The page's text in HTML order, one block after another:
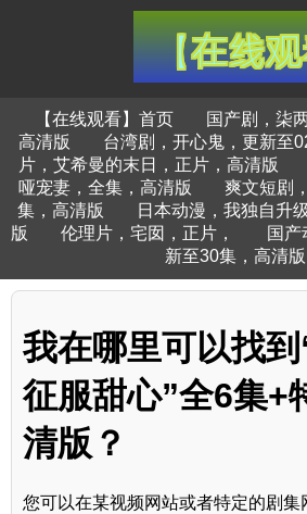
【在线观看】首页
国产剧，柒
高清版
台湾剧，开心鬼，更新至
片，艾希曼的末日，正片，高清版
哑宠妻，全集，高清版
爽文短剧
集，高清版
日本动漫，我独自升
版
伦理片，宅囡，正片，
国产
新至30集，高清版
我在哪里可以找到
征服甜心”全6集+
清版？
您可以在某视频网站或者特定的剧集